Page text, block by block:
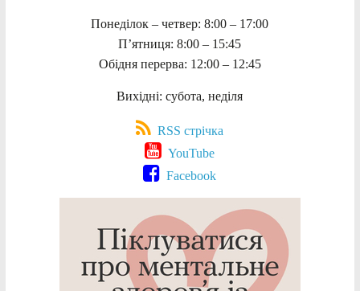
Понеділок – четвер: 8:00 – 17:00
П’ятниця: 8:00 – 15:45
Обідня перерва: 12:00 – 12:45
Вихідні: субота, неділя
RSS стрічка
YouTube
Facebook